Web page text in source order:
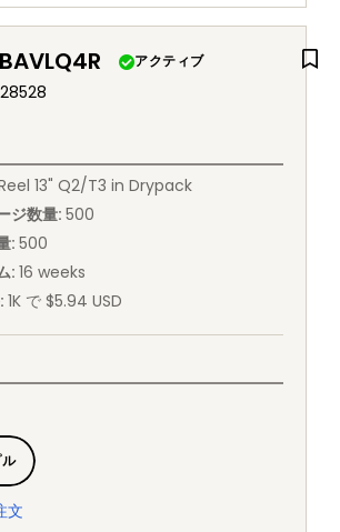
アクティブ
13" Q2/T3 in Drypack
ジ数量: 500
: 500
: 16 weeks
: 1K で $5.94 USD
文